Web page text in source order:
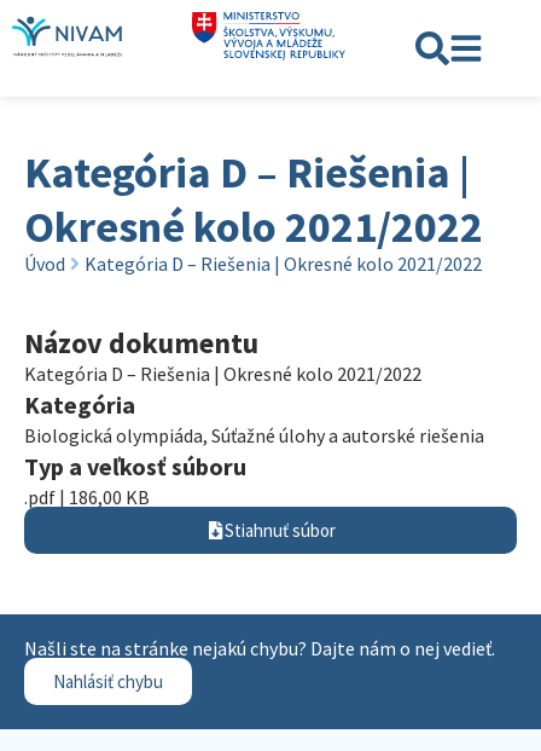
Kategória D – Riešenia |
Okresné kolo 2021/2022
Úvod Kategória D – Riešenia | Okresné kolo 2021/2022
Názov dokumentu
Kategória D – Riešenia | Okresné kolo 2021/2022
Kategória
Biologická olympiáda, Súťažné úlohy a autorské riešenia
Typ a veľkosť súboru
.pdf | 186,00 KB
Stiahnuť súbor
Našli ste na stránke nejakú chybu? Dajte nám o nej vedieť.
Nahlásiť chybu